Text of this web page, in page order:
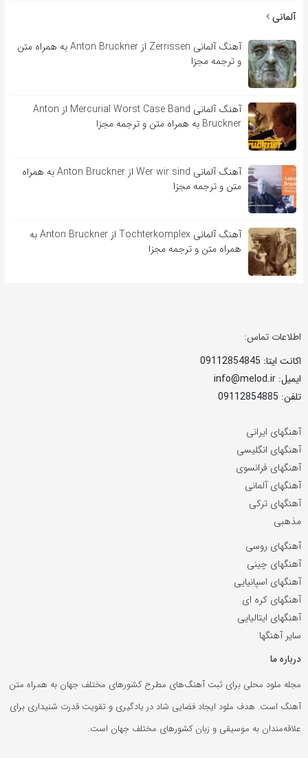
آلمانی
آهنگ آلمانی Zerrissen از Anton Bruckner به همراه متن
و ترجمه مجزا
آهنگ آلمانی Mercurial Worst Case Band از Anton
Bruckner به همراه متن و ترجمه مجزا
آهنگ آلمانی Wer wir sind از Anton Bruckner به همراه
متن و ترجمه مجزا
آهنگ آلمانی Tochterkomplex از Anton Bruckner به
همراه متن و ترجمه مجزا
اطلاعات تماس:
اکانت ایتا: 09112854845
ایمیل: info@melod.ir
تلفن: 09112854885
آهنگهای ایرانی
آهنگهای انگلیسی
آهنگهای فرانسوی
آهنگهای آلمانی
آهنگهای ترکی
مذهبی
آهنگهای روسی
آهنگهای چینی
آهنگهای اسپانیایی
آهنگهای کره ای
آهنگهای ایتالیایی
سایر آهنگها
درباره ما
مجله ملود محلی برای ثبت آهنگ‌های مطرح کشورهای مختلف جهان به همراه متن
آهنگ است. هدف ملود ایجاد فضایی شاد در یادگیری و تقویت قدرت شنیداری برای
علاقه‌مندان به موسیقی و زبان کشورهای مختلف جهان است.